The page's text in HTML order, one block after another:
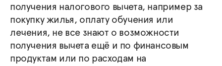
получения налогового вычета, например за
покупку жилья, оплату обучения или
лечения, не все знают о возможности
получения вычета ещё и по финансовым
продуктам или по расходам на